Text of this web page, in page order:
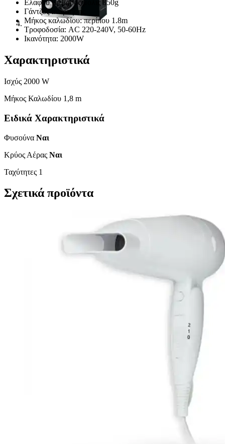
Ελαφρύ με βάρος μόλις 350g
Γάντζος ανάρτησης
Μήκος καλωδίου: περίπου 1.8m
Τροφοδοσία: AC 220-240V, 50-60Hz
Ικανότητα: 2000W
Χαρακτηριστικά
Ισχύς 2000 W
Μήκος Καλωδίου 1,8 m
Ειδικά Χαρακτηριστικά
Φυσούνα Ναι
Κρύος Αέρας Ναι
Ταχύτητες 1
Σχετικά προϊόντα